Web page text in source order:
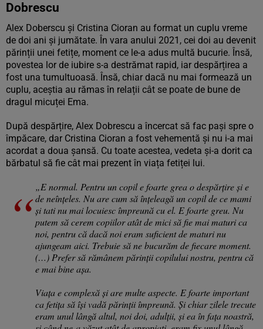
Dobrescu
Alex Doberscu și Cristina Cioran au format un cuplu vreme
de doi ani și jumătate. În vara anului 2021, cei doi au devenit
părinții unei fetițe, moment ce le-a adus multă bucurie. Însă,
povestea lor de iubire s-a destrămat rapid, iar despărțirea a
fost una tumultuoasă. Însă, chiar dacă nu mai formează un
cuplu, aceștia au rămas în relații cât se poate de bune de
dragul micuței Ema.
După despărțire, Alex Dobrescu a încercat să fac pași spre o
împăcare, dar Cristina Cioran a fost vehementă și nu i-a mai
acordat a doua șansă. Cu toate acestea, vedeta și-a dorit ca
bărbatul să fie cât mai prezent în viața fetiței lui.
„E normal. Pentru un copil e foarte grea o despărțire și e
de neînțeles. Nu are cum să înțeleagă un copil de ce mami
și tati nu mai locuiesc împreună cu el. E foarte greu. Nu
putem să cerem copiilor atât de mici să fie mai maturi ca
noi, pentru că dacă noi eram suficient de maturi nu
ajungeam aici. Trebuie să ne bucurăm de fiecare moment.
(…) Prefer să rămânem părinții copilului nostru, pentru că
e mai bine așa.
Viața e complexă și are multe aspecte. E foarte important
ca fetița să își vadă părinții împreună. Și chiar zilele trecute
eram unul lângă altul, noi doi, adulții, și ea în fața noastră,